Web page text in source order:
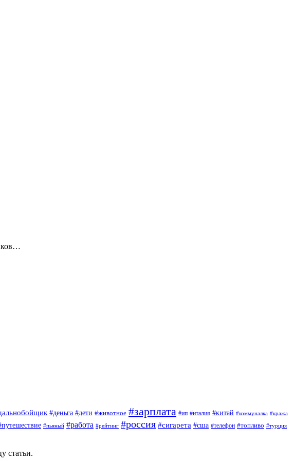
#деньга #дети #животное #зарплата #ип #италия #китай #коммуналка #кража
#пьяный #работа #рейтинг #россия #сигарета #сша #телефон #топливо #турция
статьи.